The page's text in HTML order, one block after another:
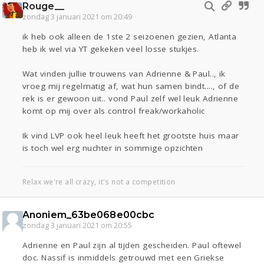
Rouge__
zondag 3 januari 2021 om 20:49
ik heb ook alleen de 1ste 2 seizoenen gezien, Atlanta
heb ik wel via YT gekeken veel losse stukjes.
Wat vinden jullie trouwens van Adrienne & Paul.., ik
vroeg mij regelmatig af, wat hun samen bindt...., of de
rek is er gewoon uit.. vond Paul zelf wel leuk Adrienne
komt op mij over als control freak/workaholic
Ik vind LVP ook heel leuk heeft het grootste huis maar
is toch wel erg nuchter in sommige opzichten
Relax we're all crazy, it's not a competition
Anoniem_63be068e00cbc
zondag 3 januari 2021 om 20:55
Adrienne en Paul zijn al tijden gescheiden. Paul oftewel
doc. Nassif is inmiddels getrouwd met een Griekse